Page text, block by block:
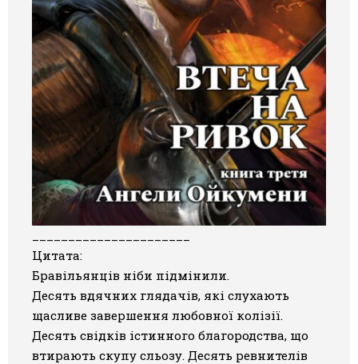
Цитата:
Бравільянців ніби підмінили.
Десять вдячних глядачів, які слухають
щасливе завершення любовної колізії.
Десять свідків істинного благородства, що
втирають скупу сльозу. Десять ревнителів